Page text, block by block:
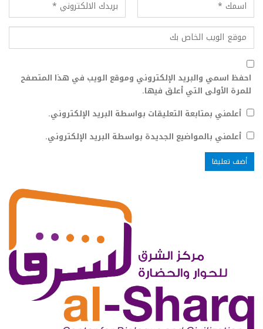
احفظ اسمي والبريد الإلكتروني وموقع الويب في هذا المتصفح
للمرة الأولى التي أعلق فيها.
أعلمني بمتابعة التعليقات بواسطة البريد الإلكتروني.
أعلمني بالمواضيع الجديدة بواسطة البريد الإلكتروني.